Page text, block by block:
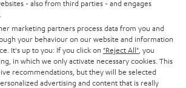
- also from third parties - and engages
marketing partners process data from you and
your behaviour on our website and information
It's up to you: If you click on "Reject All" , you
in which we only activate necessary cookies. This
recommendations, but they will be selected
advertising and content that is really